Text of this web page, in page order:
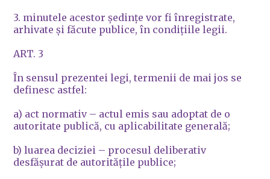
3. minutele acestor şedinţe vor fi înregistrate,
arhivate şi făcute publice, în condiţiile legii.
ART. 3
În sensul prezentei legi, termenii de mai jos se
definesc astfel:
a) act normativ – actul emis sau adoptat de o
autoritate publică, cu aplicabilitate generală;
b) luarea deciziei – procesul deliberativ
desfăşurat de autorităţile publice;